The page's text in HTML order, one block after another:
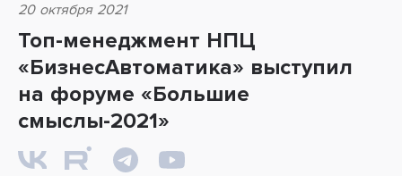
20 октября 2021
Топ-менеджмент НПЦ
«БизнесАвтоматика» выступил
на форуме «Большие
смыслы-2021»